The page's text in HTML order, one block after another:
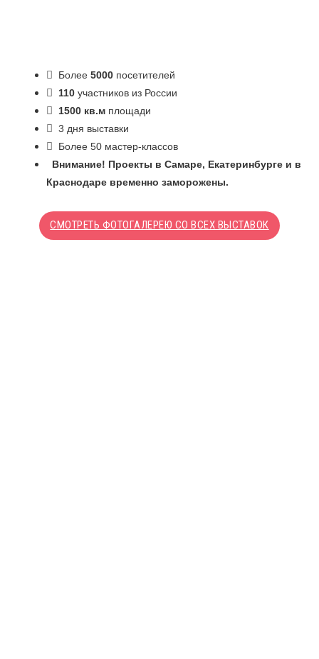
Более 5000посетителей
110участников из России
1500 кв.мплощади
3 дня выставки
Более 50 мастер-классов
Внимание! Проекты в Самаре, Екатеринбурге и в
Краснодаре временно заморожены.
СМОТРЕТЬ ФОТОГАЛЕРЕЮ СО ВСЕХ ВЫСТАВОК